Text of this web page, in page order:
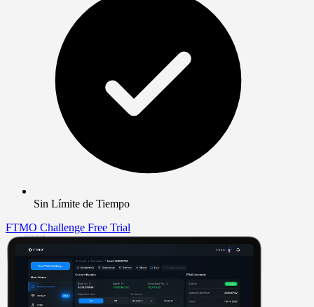
Sin Límite de Tiempo
FTMO Challenge Free Trial